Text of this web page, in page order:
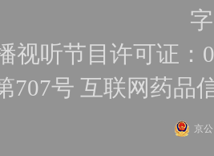
视听节目许可证：
707号 互联网药品
京